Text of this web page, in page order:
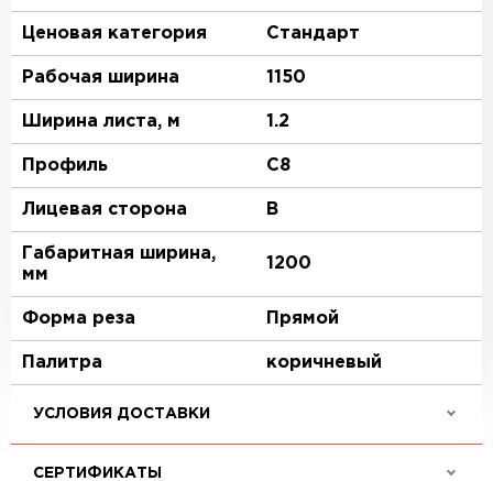
Ценовая категория Стандарт
Рабочая ширина 1150
Ширина листа, м 1.2
Профиль C8
Лицевая сторона B
Габаритная ширина,
мм
1200
Форма реза Прямой
Палитра коричневый
УСЛОВИЯ ДОСТАВКИ
СЕРТИФИКАТЫ